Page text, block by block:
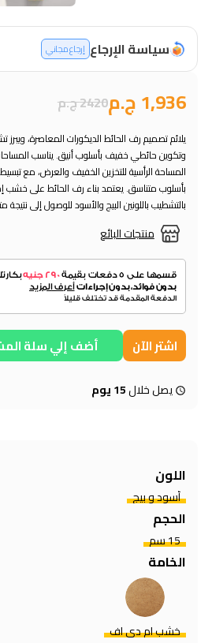
سياسة الإرجاع إرجاع مجاني
1,936 ج.م 2420 ج.م
منتجات البائع
يلائم تصميم رف الحائط الديكورات المعاصرة، ويبرز
وتكوين حائطي خفيف بأسلوب أنيق. يناسب
المساحة الرأسية للتخزين الخفيف والعرض، مع
بأسلوب متناسق. يعتمد بناء رف الحائط على خشب
بالتشطيب باللونين البيج والأسود للوصول إلى
اشتر الآن أضف إلي سلة
يصل خلال15 يوم
اللون
أسود و بيج
الحجم
15 سم
الخامة
خشب ام دي اف